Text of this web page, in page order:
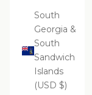
South
Georgia &
South
Sandwich
Islands
(USD $)